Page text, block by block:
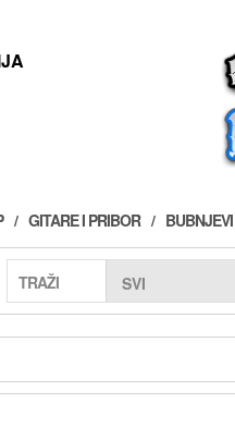
GITARE I PRIBOR BUBNJEVI
TRAŽI